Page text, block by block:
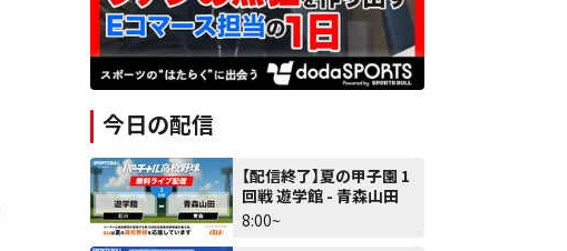
今日の配信
【配信終了】夏の甲子園 1
回戦 遊学館 - 青森山田
8:00~